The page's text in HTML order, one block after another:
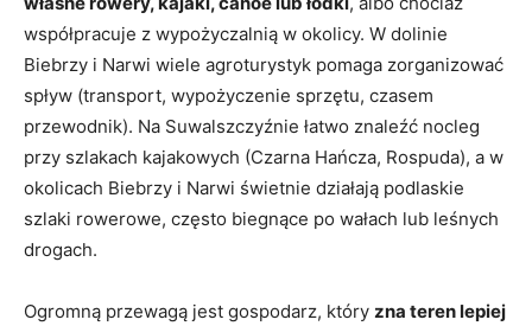
współpracuje z wypożyczalnią w okolicy. W dolinie
Biebrzy i Narwi wiele agroturystyk pomaga zorganizować
spływ (transport, wypożyczenie sprzętu, czasem
przewodnik). Na Suwalszczyźnie łatwo znaleźć nocleg
przy szlakach kajakowych (Czarna Hańcza, Rospuda), a w
okolicach Biebrzy i Narwi świetnie działają podlaskie
szlaki rowerowe, często biegnące po wałach lub leśnych
drogach.
Ogromną przewagą jest gospodarz, który zna teren lepiej